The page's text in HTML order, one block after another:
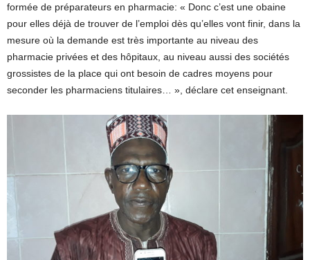
formée de préparateurs en pharmacie: « Donc c’est une obaine
pour elles déjà de trouver de l’emploi dès qu’elles vont finir, dans la
mesure où la demande est très importante au niveau des
pharmacie privées et des hôpitaux, au niveau aussi des sociétés
grossistes de la place qui ont besoin de cadres moyens pour
seconder les pharmaciens titulaires… », déclare cet enseignant.